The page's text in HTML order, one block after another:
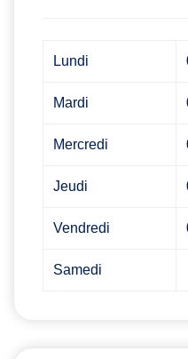
Lundi
Mardi
Mercredi
Jeudi
Vendredi
Samedi